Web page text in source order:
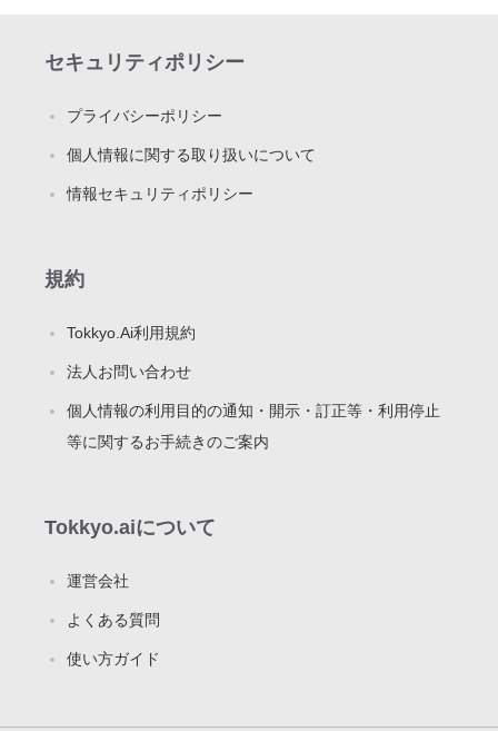
セキュリティポリシー
プライバシーポリシー
個人情報に関する取り扱いについて
情報セキュリティポリシー
規約
Tokkyo.Ai利用規約
法人お問い合わせ
個人情報の利用目的の通知・開示・訂正等・利用停止
等に関するお手続きのご案内
Tokkyo.aiについて
運営会社
よくある質問
使い方ガイド